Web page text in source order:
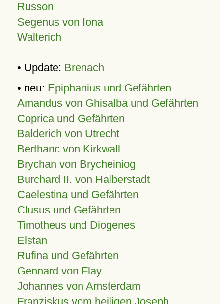
Russon
Segenus von Iona
Walterich
• Update: Brenach
• neu: Epiphanius und Gefährten
Amandus von Ghisalba und Gefährten
Coprica und Gefährten
Balderich von Utrecht
Berthanc von Kirkwall
Brychan von Brycheiniog
Burchard II. von Halberstadt
Caelestina und Gefährten
Clusus und Gefährten
Timotheus und Diogenes
Elstan
Rufina und Gefährten
Gennard von Flay
Johannes von Amsterdam
Franziskus vom heiligen Joseph